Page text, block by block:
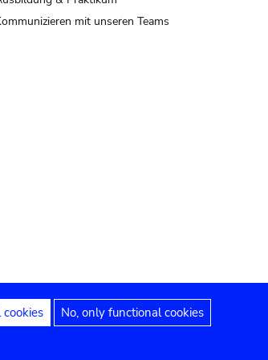
mit unseren Teams
Hinweise Erklärung zur Barrierefreiheit
No, only functional cookies